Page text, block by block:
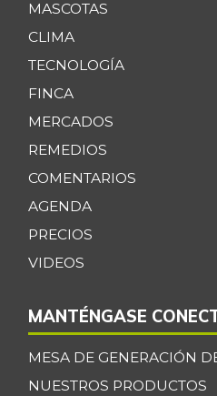
MASCOTAS
CLIMA
TECNOLOGÍA
FINCA
MERCADOS
REMEDIOS
COMENTARIOS
AGENDA
PRECIOS
VIDEOS
MANTÉNGASE
MESA DE GENERACIÓN
NUESTROS PRODUCTOS